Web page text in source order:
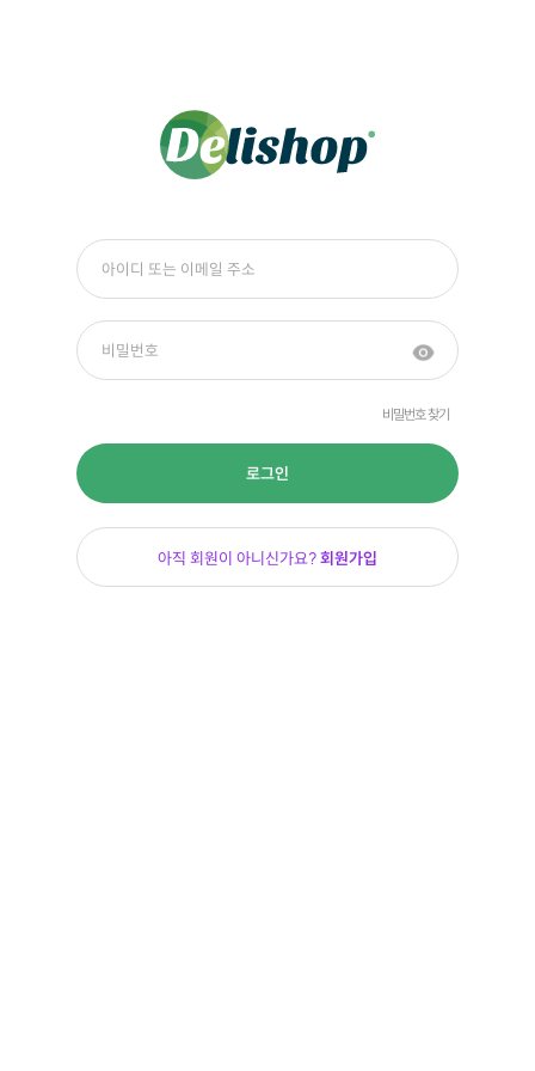
비밀번호 찾기
로그인
아직 회원이 아니신가요?회원가입